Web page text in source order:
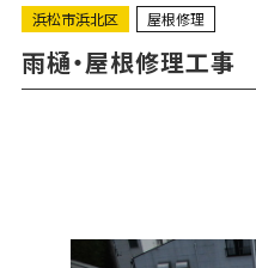
浜松市浜北区 屋根修理
雨樋・屋根修理工事